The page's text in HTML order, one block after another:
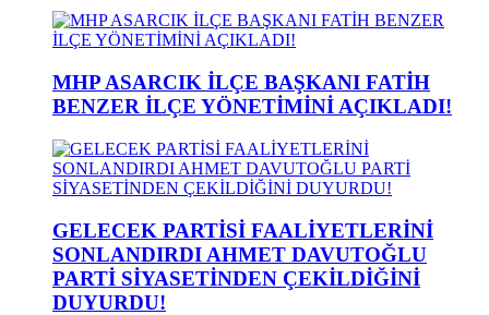
MHP ASARCIK İLÇE BAŞKANI FATİH
BENZER İLÇE YÖNETİMİNİ AÇIKLADI!
GELECEK PARTİSİ FAALİYETLERİNİ
SONLANDIRDI AHMET DAVUTOĞLU
PARTİ SİYASETİNDEN ÇEKİLDİĞİNİ
DUYURDU!